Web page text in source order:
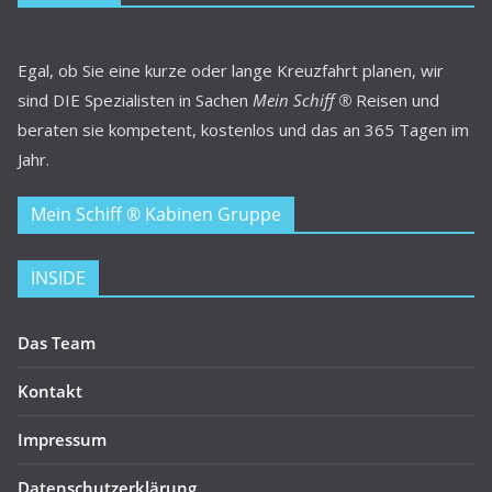
Egal, ob Sie eine kurze oder lange Kreuzfahrt planen, wir
sind DIE Spezialisten in Sachen Mein Schiff ® Reisen und
beraten sie kompetent, kostenlos und das an 365 Tagen im
Jahr.
Mein Schiff ® Kabinen Gruppe
INSIDE
Das Team
Kontakt
Impressum
Datenschutzerklärung